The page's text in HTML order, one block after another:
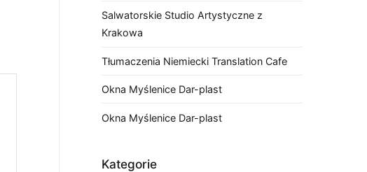
Salwatorskie Studio Artystyczne z
Krakowa
Tłumaczenia Niemiecki Translation Cafe
Okna Myślenice Dar-plast
Okna Myślenice Dar-plast
Kategorie